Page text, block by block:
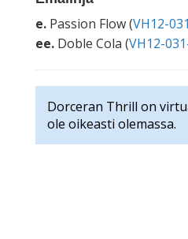
e. Passion Flow (VH12-
ee. Doble Cola (VH12-
Dorceran Thrill on
ole oikeasti olemassa.